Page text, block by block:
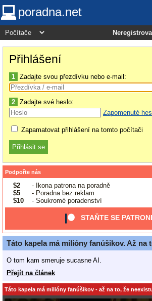
poradna.net
Přihlášení
1 Zadajte svou přezdívku nebo e-mail:
2 Zadajte své heslo:
Zapomenuté
Zapamatovat přihlášení na tomto počítači
Podpořte nás
$2
- Ikona patrona na poradně
$5
- Poradna bez reklam
$10
- Soukromé poradenství
STAŇTE SE
Táto kapela má milióny fanúšikov. Až na
O tom kam smeruje sucasne AI.
Přejít na článek
Táto kapela má milióny fanúšikov - až na to, že